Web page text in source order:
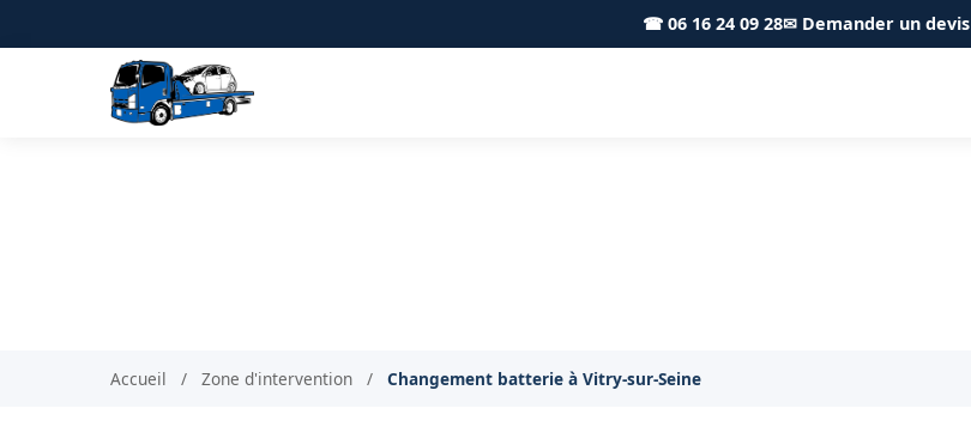
☎ 06 16 24 09 28✉ Demander un devis
Accueil / Zone d'intervention / Changement batterie à Vitry-sur-Seine